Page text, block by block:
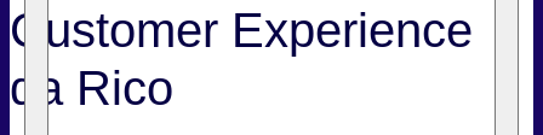
Customer Experience
da Rico